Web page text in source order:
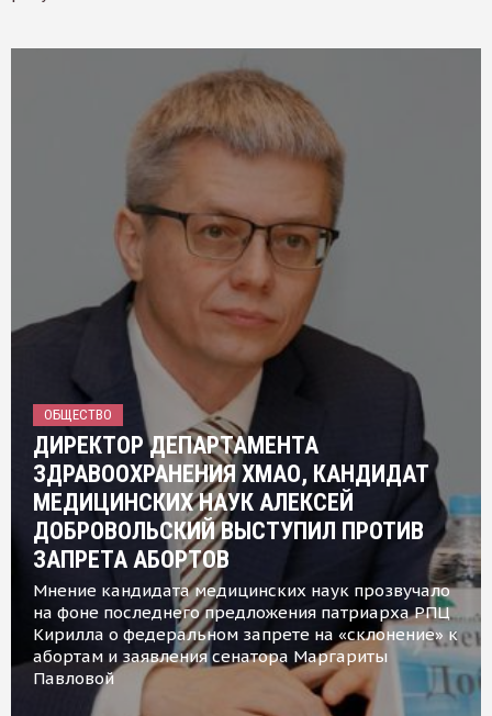
ОБЩЕСТВО
ДИРЕКТОР ДЕПАРТАМЕНТА
ЗДРАВООХРАНЕНИЯ ХМАО, КАНДИДАТ
МЕДИЦИНСКИХ НАУК АЛЕКСЕЙ
ДОБРОВОЛЬСКИЙ ВЫСТУПИЛ ПРОТИВ
ЗАПРЕТА АБОРТОВ
Мнение кандидата медицинских наук прозвучало
на фоне последнего предложения патриарха РПЦ
Кирилла о федеральном запрете на «склонение» к
абортам и заявления сенатора Маргариты
Павловой